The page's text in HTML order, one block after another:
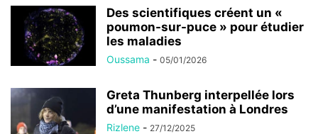
Des scientifiques créent un «
poumon-sur-puce » pour étudier
les maladies
Oussama - 05/01/2026
Greta Thunberg interpellée lors
d’une manifestation à Londres
Rizlene - 27/12/2025